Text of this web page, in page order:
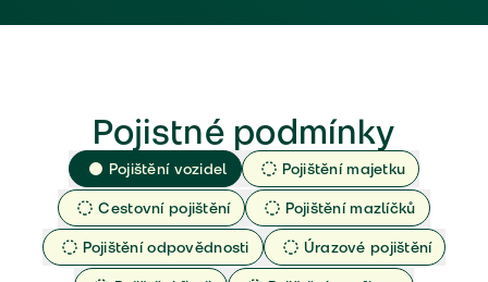
Pojistné podmínky
Pojištění vozidel
Pojištění majetku
Cestovní pojištění
Pojištění mazlíčků
Pojištění odpovědnosti
Úrazové pojištění